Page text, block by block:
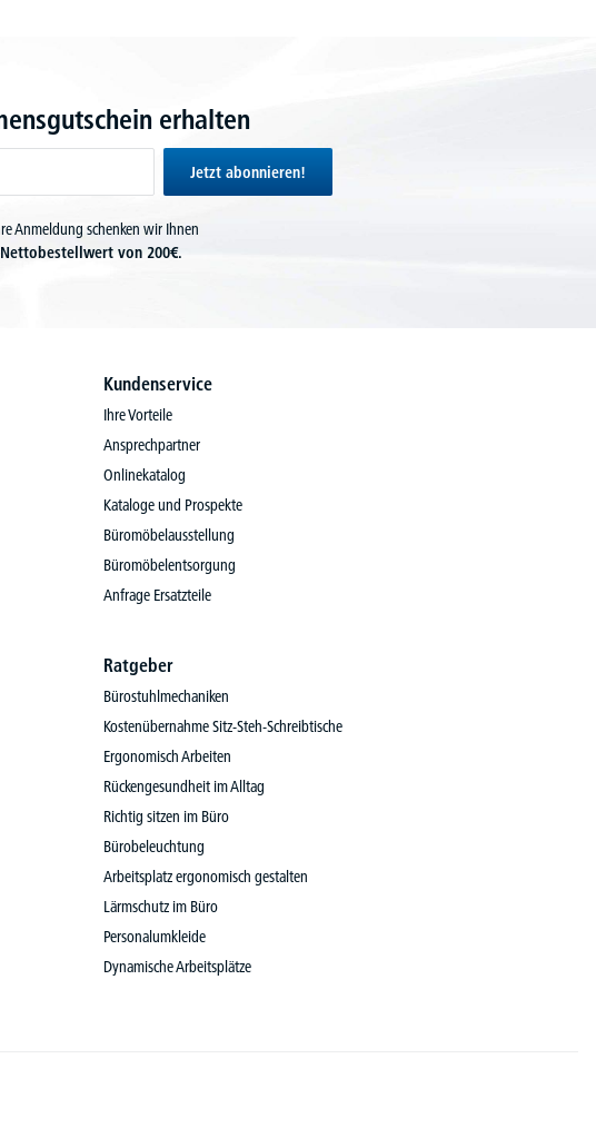
erhalten
Jetzt abonnieren!
Anmeldung schenken wir Ihnen
von 200€.
Kundenservice
Ihre Vorteile
Ansprechpartner
Onlinekatalog
Kataloge und Prospekte
Büromöbelausstellung
Büromöbelentsorgung
Anfrage Ersatzteile
Ratgeber
Bürostuhlmechaniken
Kostenübernahme Sitz-Steh-Schreibtische
Ergonomisch Arbeiten
Rückengesundheit im Alltag
Richtig sitzen im Büro
Bürobeleuchtung
Arbeitsplatz ergonomisch gestalten
Lärmschutz im Büro
Personalumkleide
Dynamische Arbeitsplätze